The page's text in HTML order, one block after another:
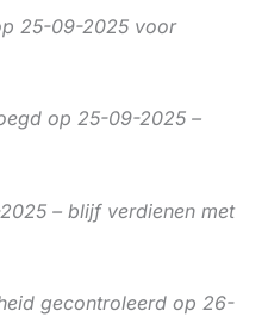
25-09-2025 voor
op 25-09-2025 –
– blijf verdienen met
gecontroleerd op 26-